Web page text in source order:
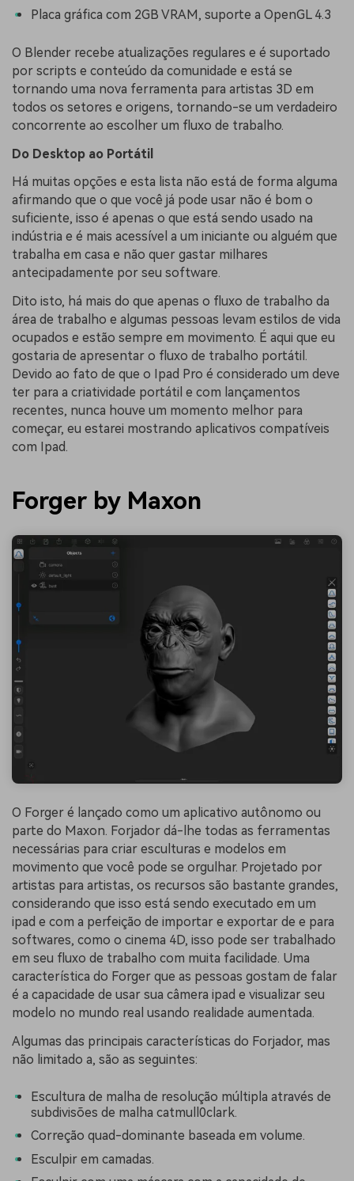
Placa gráfica com 2GB VRAM, suporte a OpenGL 4.3
O Blender recebe atualizações regulares e é suportado
por scripts e conteúdo da comunidade e está se
tornando uma nova ferramenta para artistas 3D em
todos os setores e origens, tornando-se um verdadeiro
concorrente ao escolher um fluxo de trabalho.
Do Desktop ao Portátil
Há muitas opções e esta lista não está de forma alguma
afirmando que o que você já pode usar não é bom o
suficiente, isso é apenas o que está sendo usado na
indústria e é mais acessível a um iniciante ou alguém que
trabalha em casa e não quer gastar milhares
antecipadamente por seu software.
Dito isto, há mais do que apenas o fluxo de trabalho da
área de trabalho e algumas pessoas levam estilos de vida
ocupados e estão sempre em movimento. É aqui que eu
gostaria de apresentar o fluxo de trabalho portátil.
Devido ao fato de que o Ipad Pro é considerado um deve
ter para a criatividade portátil e com lançamentos
recentes, nunca houve um momento melhor para
começar, eu estarei mostrando aplicativos compatíveis
com Ipad.
Forger by Maxon
O Forger é lançado como um aplicativo autônomo ou
parte do Maxon. Forjador dá-lhe todas as ferramentas
necessárias para criar esculturas e modelos em
movimento que você pode se orgulhar. Projetado por
artistas para artistas, os recursos são bastante grandes,
considerando que isso está sendo executado em um
ipad e com a perfeição de importar e exportar de e para
softwares, como o cinema 4D, isso pode ser trabalhado
em seu fluxo de trabalho com muita facilidade. Uma
característica do Forger que as pessoas gostam de falar
é a capacidade de usar sua câmera ipad e visualizar seu
modelo no mundo real usando realidade aumentada.
Algumas das principais características do Forjador, mas
não limitado a, são as seguintes:
Escultura de malha de resolução múltipla através de
subdivisões de malha catmull0clark.
Correção quad-dominante baseada em volume.
Esculpir em camadas.